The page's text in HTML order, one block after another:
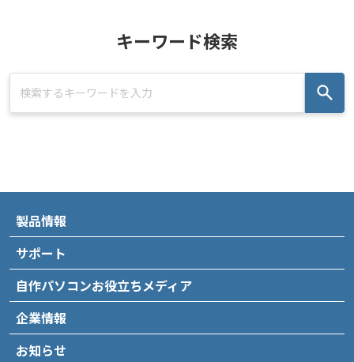
キーワード検索
製品情報
サポート
自作パソコンお役立ちメディア
企業情報
お知らせ